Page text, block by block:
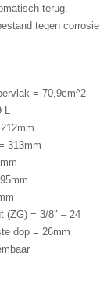
terug.
tegen corrosie.
= 70,9cm^2
L
313mm
(ZG) = 3/8″ – 24
dop = 26mm